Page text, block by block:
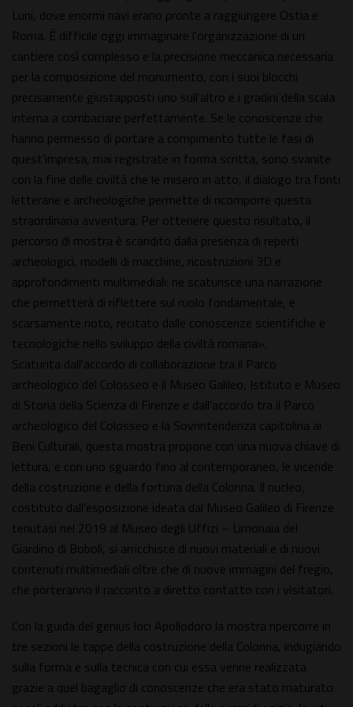
Luni, dove enormi navi erano pronte a raggiungere Ostia e
Roma. È difficile oggi immaginare l'organizzazione di un
cantiere così complesso e la precisione meccanica necessaria
per la composizione del monumento, con i suoi blocchi
precisamente giustapposti uno sull'altro e i gradini della scala
interna a combaciare perfettamente. Se le conoscenze che
hanno permesso di portare a compimento tutte le fasi di
quest'impresa, mai registrate in forma scritta, sono svanite
con la fine delle civiltà che le misero in atto, il dialogo tra fonti
letterarie e archeologiche permette di ricomporre questa
straordinaria avventura. Per ottenere questo risultato, il
percorso di mostra è scandito dalla presenza di reperti
archeologici, modelli di macchine, ricostruzioni 3D e
approfondimenti multimediali: ne scaturisce una narrazione
che permetterà di riflettere sul ruolo fondamentale, e
scarsamente noto, recitato dalle conoscenze scientifiche e
tecnologiche nello sviluppo della civiltà romana».
Scaturita dall'accordo di collaborazione tra il Parco
archeologico del Colosseo e il Museo Galileo, Istituto e Museo
di Storia della Scienza di Firenze e dall'accordo tra il Parco
archeologico del Colosseo e la Sovrintendenza capitolina ai
Beni Culturali, questa mostra propone con una nuova chiave di
lettura, e con uno sguardo fino al contemporaneo, le vicende
della costruzione e della fortuna della Colonna. Il nucleo,
costituto dall'esposizione ideata dal Museo Galileo di Firenze
tenutasi nel 2019 al Museo degli Uffizi – Limonaia del
Giardino di Boboli, si arricchisce di nuovi materiali e di nuovi
contenuti multimediali oltre che di nuove immagini del fregio,
che porteranno il racconto a diretto contatto con i visitatori.
Con la guida del genius loci Apollodoro la mostra ripercorre in
tre sezioni le tappe della costruzione della Colonna, indugiando
sulla forma e sulla tecnica con cui essa venne realizzata
grazie a quel bagaglio di conoscenze che era stato maturato